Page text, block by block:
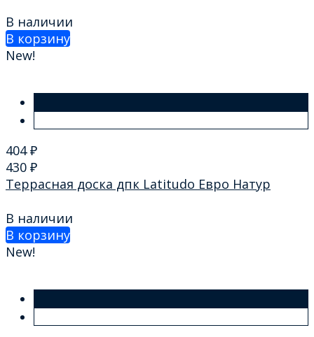
В наличии
В корзину
New!
404₽
430 ₽
Террасная доска дпк Latitudo Евро Натур
В наличии
В корзину
New!